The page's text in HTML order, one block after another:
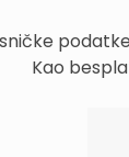
Kao